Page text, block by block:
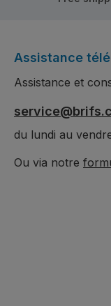
Assistance
Assistance et
du lundi au
Ou via notre